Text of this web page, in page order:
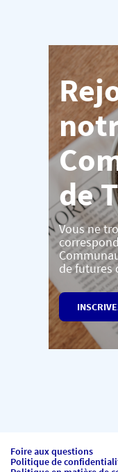
de
Vous ne
de futures
Foire aux questions
Politique de